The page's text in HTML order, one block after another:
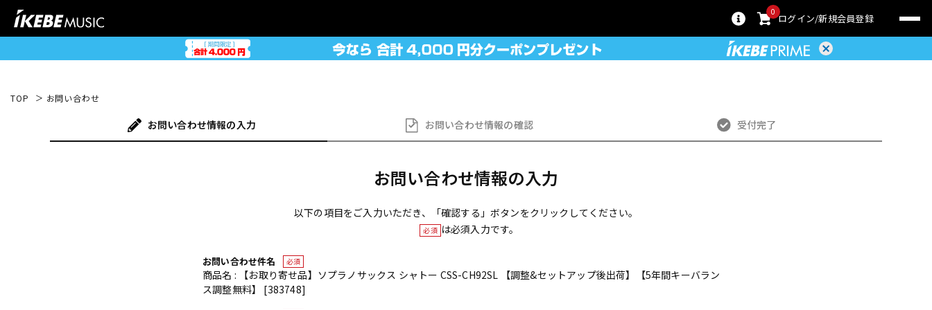
0
ログイン 新規会員登録
TOP お問い合わせ
お問い合わせ情報の入力 お問い合わせ情報の確認 受付完了
お問い合わせ情報の入力
以下の項目をご入力いただき、「確認する」ボタンをクリックしてください。
必須 は必須入力です。
お問い合わせ件名 必須
商品名 : 【お取り寄せ品】ソプラノサックス シャトー CSS-CH92SL 【調整&セットアップ後出荷】【5年間キーバラン
ス調整無料】 [383748]